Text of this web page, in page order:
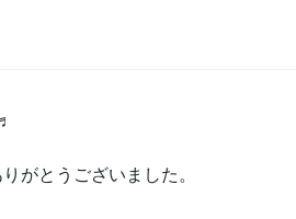
がとうございました。